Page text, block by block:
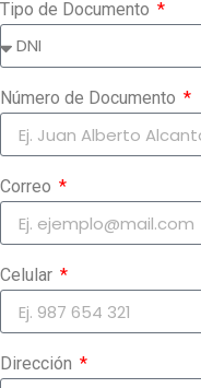
Tipo de Documento
Número de Documento
Correo
Celular